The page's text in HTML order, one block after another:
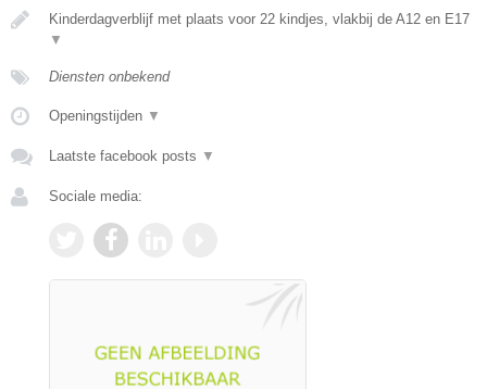
Kinderdagverblijf met plaats voor 22 kindjes, vlakbij de A12 en E17
▼
Diensten onbekend
Openingstijden ▼
Laatste facebook posts ▼
Sociale media: